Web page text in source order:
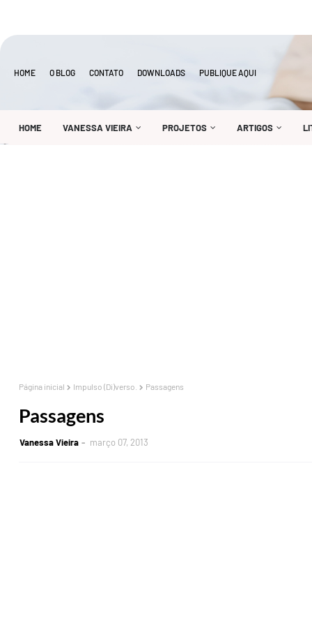
HOME O BLOG CONTATO DOWNLOADS PUBLIQUE AQUI
HOME VANESSA VIEIRA PROJETOS ARTIGOS
Página inicial Impulso (Di)verso. Passagens
Passagens
Vanessa Vieira março 07, 2013